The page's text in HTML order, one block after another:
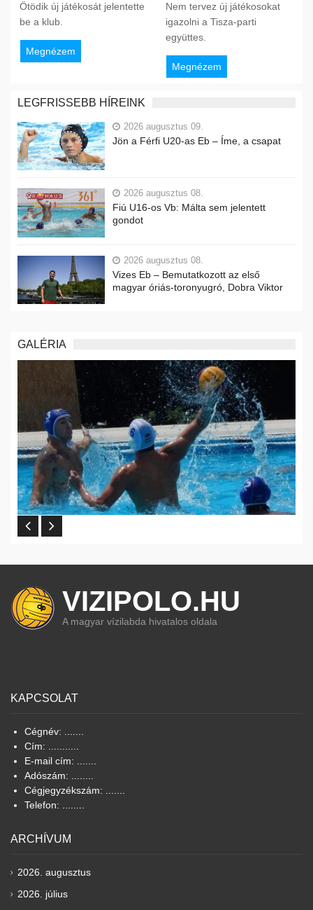
Ötödik új játékosát jelentette
be a klub.
Megnézem
Nem tervez új játékosokat
igazolni a Tisza-parti
együttes.
Megnézem
LEGFRISSEBB HÍREINK
2026 augusztus 09.
Jön a Férfi U20-as Eb – Íme, a csapat
2026 augusztus 08.
Fiú U16-os Vb: Málta sem jelentett
gondot
2026 augusztus 08.
Vizes Eb – Bemutatkozott az első
magyar óriás-toronyugró, Dobra Viktor
GALÉRIA
VIZIPOLO.HU
A magyar vízilabda hivatalos oldala
KAPCSOLAT
Cégnév: .......
Cím: ...........
E-mail cím: .......
Adószám: ........
Cégjegyzékszám: .......
Telefon: ........
ARCHÍVUM
2026. augusztus
2026. július